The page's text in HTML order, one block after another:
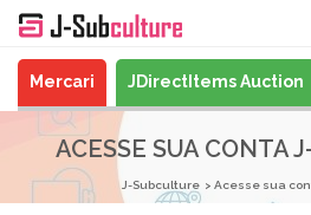
Mercari JDirectItems Auction
ACESSE SUA CONTA
J-Subculture Acesse sua